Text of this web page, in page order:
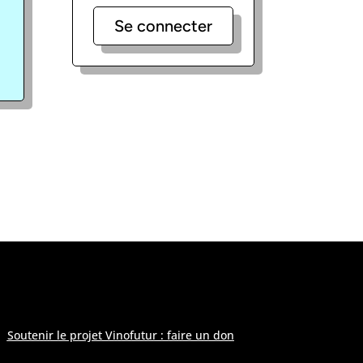
Se connecter
Soutenir le projet Vinofutur : faire un don